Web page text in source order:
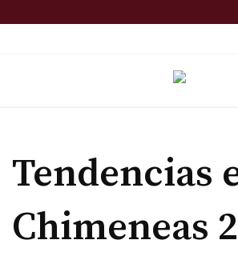
to
Tendencias
Chimeneas